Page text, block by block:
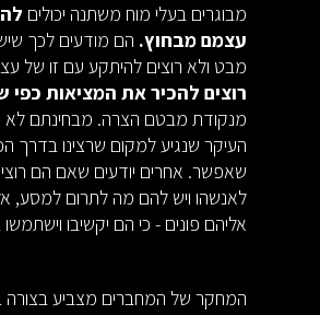
מבוגרים בעלי מוח משתנה יכולים
עצמם מבחוץ. הם מודעים לכך
מבט ולא רוצים להיתקע עם זו של
רוצים להכיר את המציאות כפי
מנקודת מבטם הצרה. מבחינתם לא
העיקר שנגיע למקום שרצינו בדרך
שאפשר. אחרים יודעים שאם הם
לאנשהו ויש להם מה לתרום למסע,
אליהם פונים - כי הם יקשיבו
המחקר של המחברים מצביע בצורה